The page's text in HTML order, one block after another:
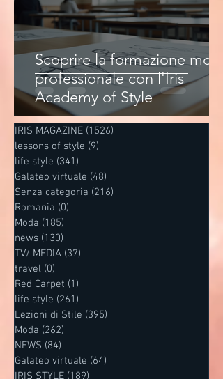
Scoprire la formazione moda
professionale con l'Iris
Academy of Style
IRIS MAGAZINE (1526)
lessons of style (9)
life style (341)
Galateo virtuale (48)
Senza categoria (216)
Romania (0)
Moda (185)
news (130)
TV/ MEDIA (37)
travel (0)
Red Carpet (1)
life style (261)
Lezioni di Stile (395)
Moda (262)
NEWS (84)
Galateo virtuale (64)
IRIS STYLE (189)